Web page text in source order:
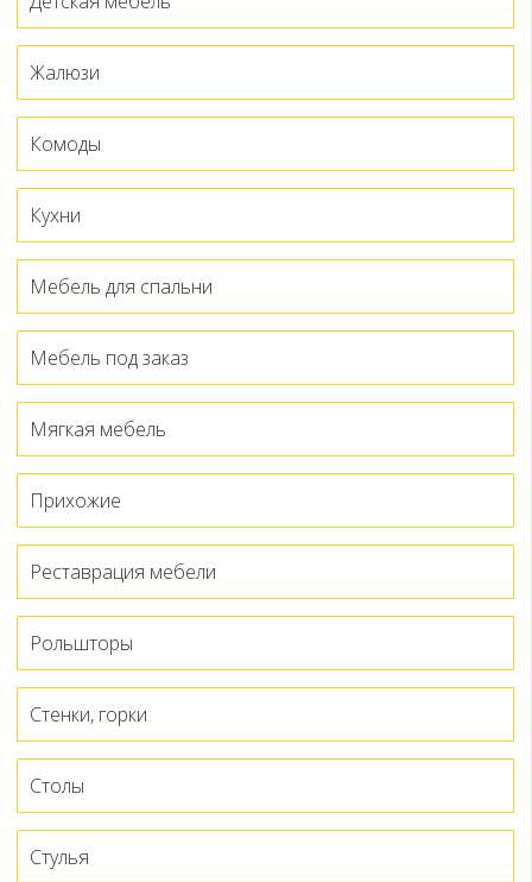
Жалюзи
Комоды
Кухни
Мебель для спальни
Мебель под заказ
Мягкая мебель
Прихожие
Реставрация мебели
Рольшторы
Стенки, горки
Столы
Стулья